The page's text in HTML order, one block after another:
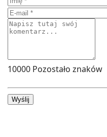
10000 Pozostało znaków
Wyślij